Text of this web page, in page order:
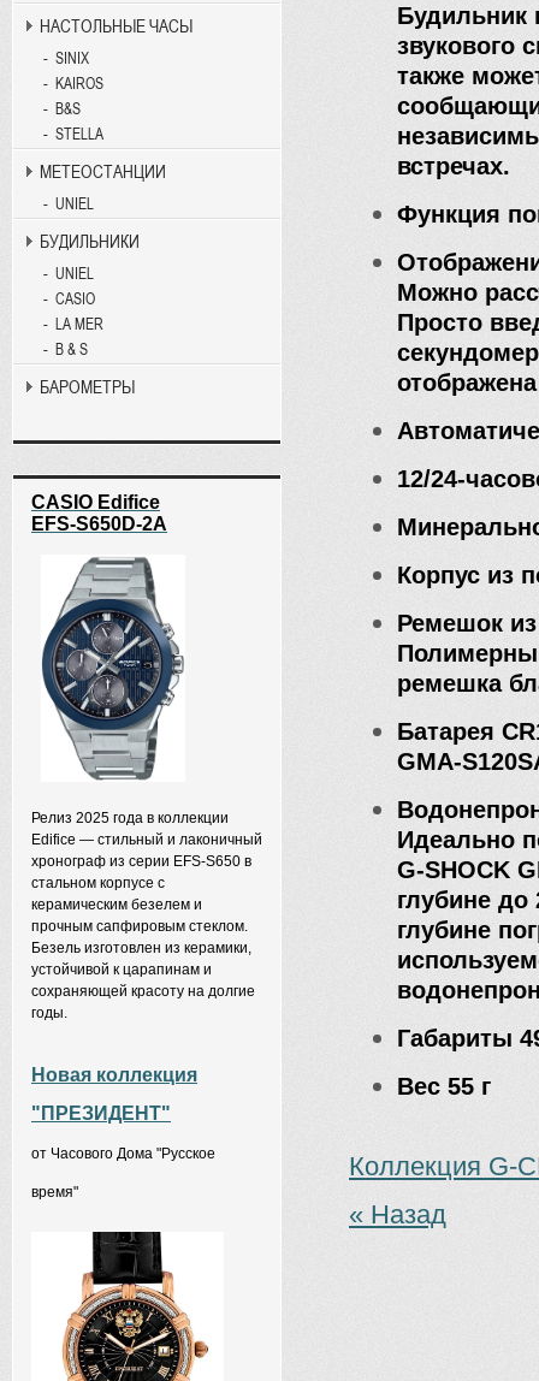
звукового
также
встречах.
Функция
Можно
Просто
12/24-
Корпус из
Ремешок
ремешка
Батарея
GMA-
Идеально
G-SHOCK
глубине до
глубине
Габариты
Вес 55 г
Коллекция G-
« Назад
НАСТОЛЬНЫЕ ЧАСЫ
SINIX
KAIROS
B&S
STELLA
МЕТЕОСТАНЦИИ
UNIEL
БУДИЛЬНИКИ
UNIEL
CASIO
LA MER
B & S
БАРОМЕТРЫ
CASIO Edifice
EFS-S650D-2A
Релиз 2025 года в коллекции
Edifice — стильный и лаконичный
хронограф из серии EFS-S650 в
стальном корпусе с
керамическим безелем и
прочным сапфировым стеклом.
Безель изготовлен из керамики,
устойчивой к царапинам и
сохраняющей красоту на долгие
годы.
Новая коллекция
"ПРЕЗИДЕНТ"
от Часового Дома "Русское
время"